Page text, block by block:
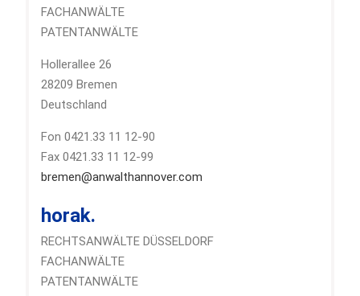
FACHANWÄLTE
PATENTANWÄLTE
Hollerallee 26
28209 Bremen
Deutschland
Fon 0421.33 11 12-90
Fax 0421.33 11 12-99
bremen@anwalthannover.com
horak.
RECHTSANWÄLTE DÜSSELDORF
FACHANWÄLTE
PATENTANWÄLTE